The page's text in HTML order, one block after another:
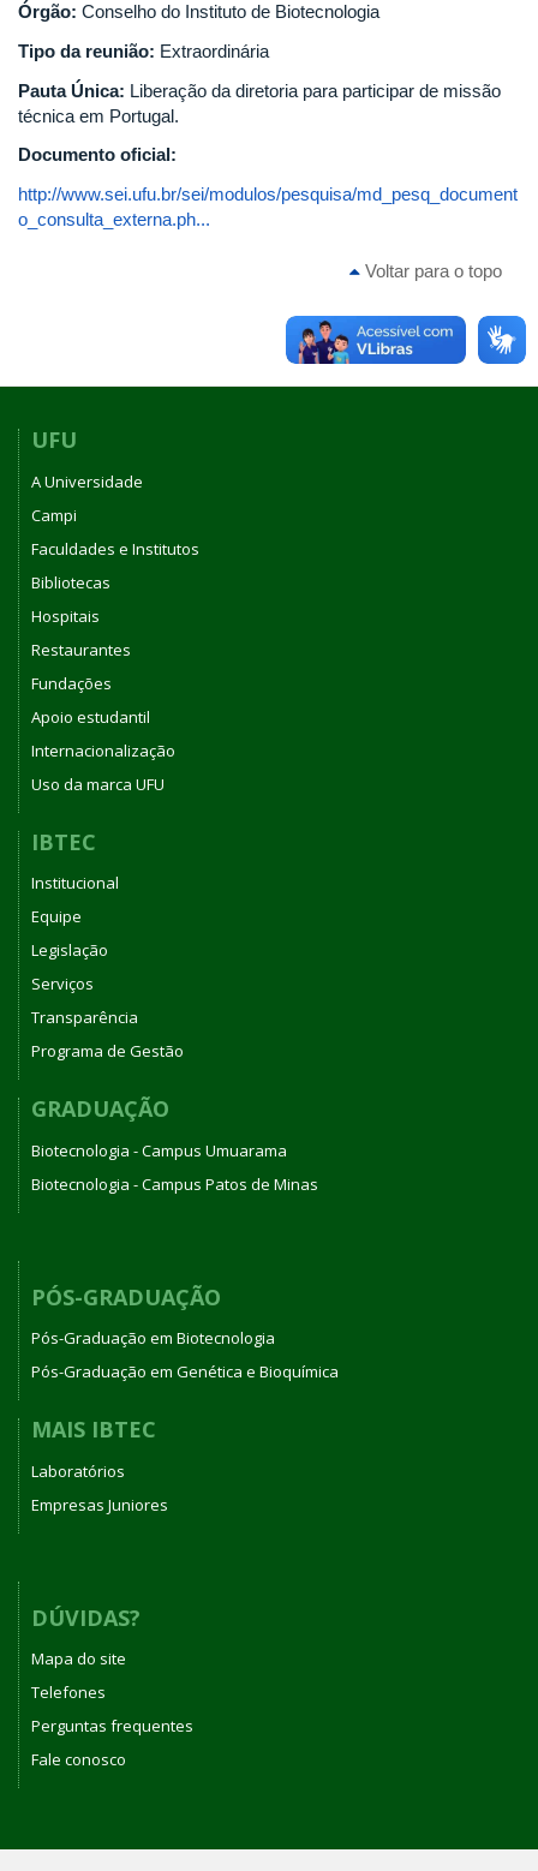
Órgão: Conselho do Instituto de Biotecnologia
Tipo da reunião: Extraordinária
Pauta Única: Liberação da diretoria para participar de missão
técnica em Portugal.
Documento oficial:
http://www.sei.ufu.br/sei/modulos/pesquisa/md_pesq_document
o_consulta_externa.ph...
Voltar para o topo
UFU
A Universidade
Campi
Faculdades e Institutos
Bibliotecas
Hospitais
Restaurantes
Fundações
Apoio estudantil
Internacionalização
Uso da marca UFU
IBTEC
Institucional
Equipe
Legislação
Serviços
Transparência
Programa de Gestão
GRADUAÇÃO
Biotecnologia - Campus Umuarama
Biotecnologia - Campus Patos de Minas
PÓS-GRADUAÇÃO
Pós-Graduação em Biotecnologia
Pós-Graduação em Genética e Bioquímica
MAIS IBTEC
Laboratórios
Empresas Juniores
DÚVIDAS?
Mapa do site
Telefones
Perguntas frequentes
Fale conosco